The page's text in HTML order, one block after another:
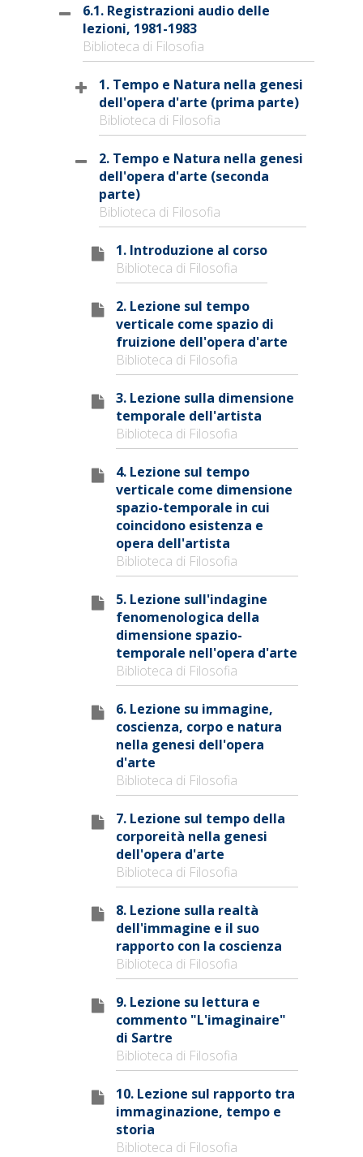
6.1. Registrazioni audio delle
lezioni, 1981-1983
Biblioteca di Filosofia
1. Tempo e Natura nella genesi
dell'opera d'arte (prima parte)
Biblioteca di Filosofia
2. Tempo e Natura nella genesi
dell'opera d'arte (seconda
parte)
Biblioteca di Filosofia
1. Introduzione al corso
Biblioteca di Filosofia
2. Lezione sul tempo
verticale come spazio di
fruizione dell'opera d'arte
Biblioteca di Filosofia
3. Lezione sulla dimensione
temporale dell'artista
Biblioteca di Filosofia
4. Lezione sul tempo
verticale come dimensione
spazio-temporale in cui
coincidono esistenza e
opera dell'artista
Biblioteca di Filosofia
5. Lezione sull'indagine
fenomenologica della
dimensione spazio-
temporale nell'opera d'arte
Biblioteca di Filosofia
6. Lezione su immagine,
coscienza, corpo e natura
nella genesi dell'opera
d'arte
Biblioteca di Filosofia
7. Lezione sul tempo della
corporeità nella genesi
dell'opera d'arte
Biblioteca di Filosofia
8. Lezione sulla realtà
dell'immagine e il suo
rapporto con la coscienza
Biblioteca di Filosofia
9. Lezione su lettura e
commento "L'imaginaire"
di Sartre
Biblioteca di Filosofia
10. Lezione sul rapporto tra
immaginazione, tempo e
storia
Biblioteca di Filosofia